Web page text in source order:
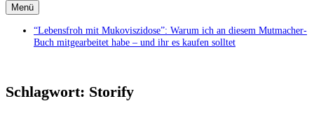
Menü
“Lebensfroh mit Mukoviszidose”: Warum ich an diesem Mutmacher-
Buch mitgearbeitet habe – und ihr es kaufen solltet
Schlagwort: Storify